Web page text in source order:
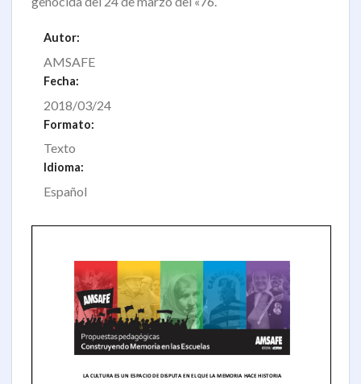
Autor:
AMSAFE
Fecha:
2018/03/24
Formato:
Texto
Idioma:
Español